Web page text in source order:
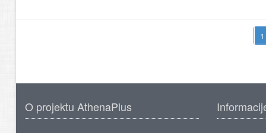
O projektu AthenaPlus